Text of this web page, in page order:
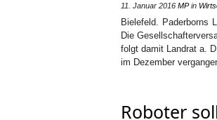
11. Januar 2016 MPin
Bielefeld. Paderborns
Die
folgt damit Landrat a.
im Dezember
Roboter